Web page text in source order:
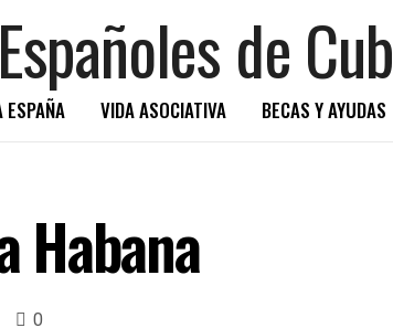
ESPAÑA VIDA ASOCIATIVA BECAS Y AYUDAS
Habana
0